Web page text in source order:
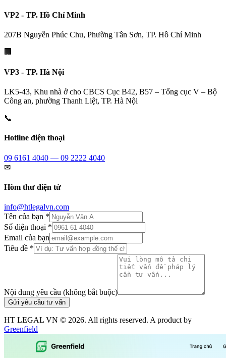
VP2 - TP. Hồ Chí Minh
207B Nguyễn Phúc Chu, Phường Tân Sơn, TP. Hồ Chí Minh
🏢
VP3 - TP. Hà Nội
LK5-43, Khu nhà ở cho CBCS Cục B42, B57 – Tổng cục V – Bộ
Công an, phường Thanh Liệt, TP. Hà Nội
📞
Hotline điện thoại
09 6161 4040 — 09 2222 4040
✉
Hòm thư điện tử
info@htlegalvn.com
Tên của bạn *
Số điện thoại *
Email của bạn
Tiêu đề *
Nội dung yêu cầu (không bắt buộc)
Gửi yêu cầu tư vấn
HT LEGAL VN © 2026. All rights reserved. A product by
Greenfield